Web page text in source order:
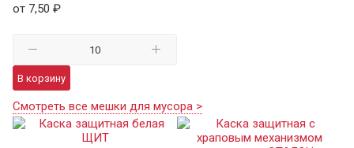
от 7,50 ₽
В корзину
Смотреть все мешки для мусора >